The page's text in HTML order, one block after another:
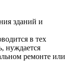
зданий и
в тех
нуждается
ремонте или